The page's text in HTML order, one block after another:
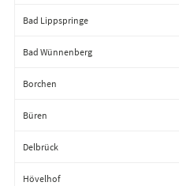
Bad Lippspringe
Bad Wünnenberg
Borchen
Büren
Delbrück
Hövelhof